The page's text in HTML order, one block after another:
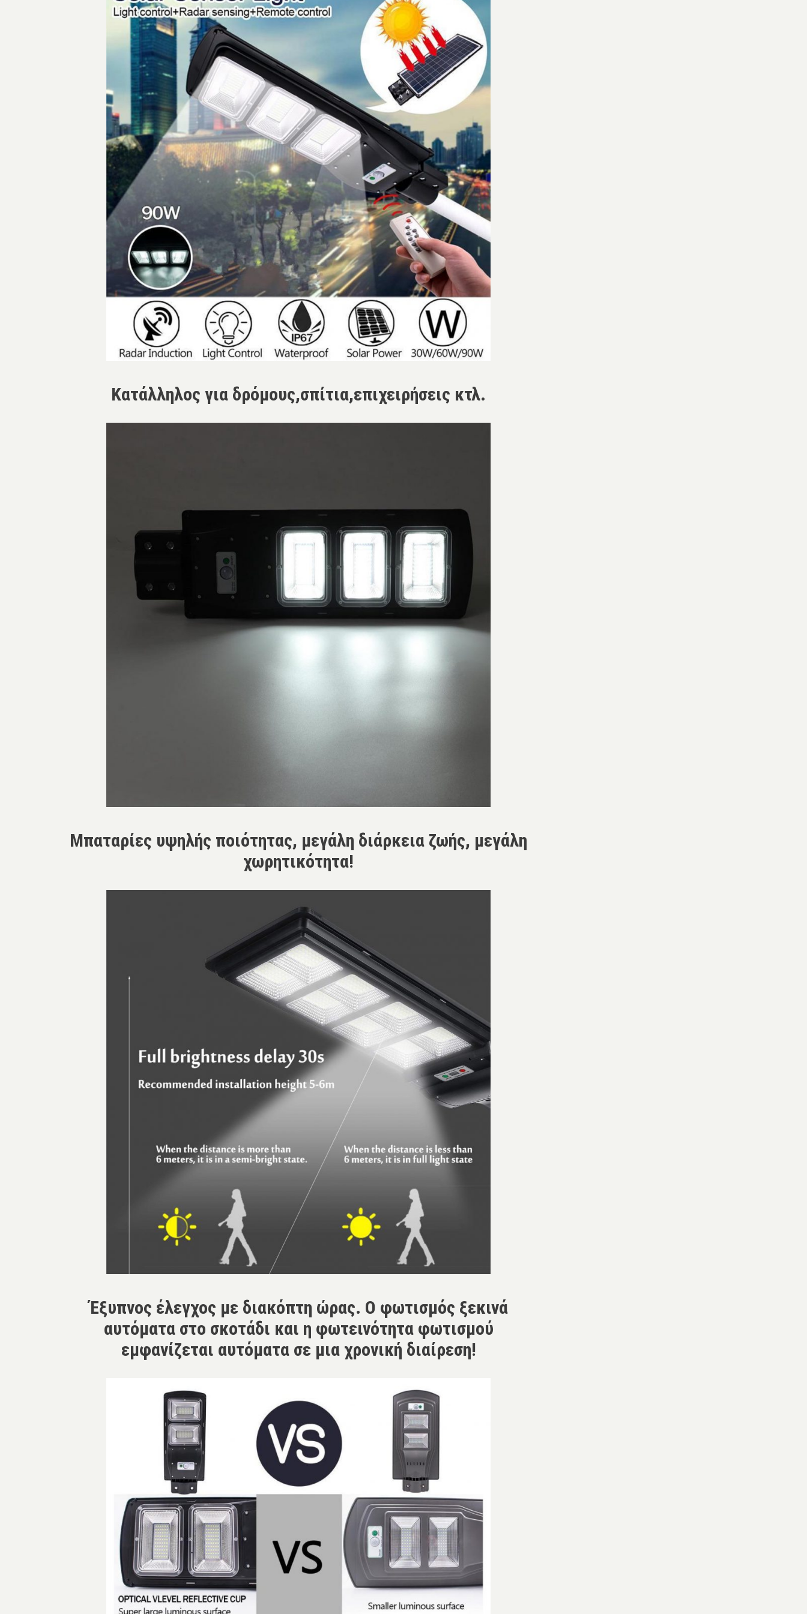
Κατάλληλος για δρόμους,σπίτια,επιχειρήσεις κτλ.
Μπαταρίες υψηλής ποιότητας, μεγάλη διάρκεια ζωής, μεγάλη
χωρητικότητα!
Έξυπνος έλεγχος με διακόπτη ώρας. Ο φωτισμός ξεκινά
αυτόματα στο σκοτάδι και η φωτεινότητα φωτισμού
εμφανίζεται αυτόματα σε μια χρονική διαίρεση!